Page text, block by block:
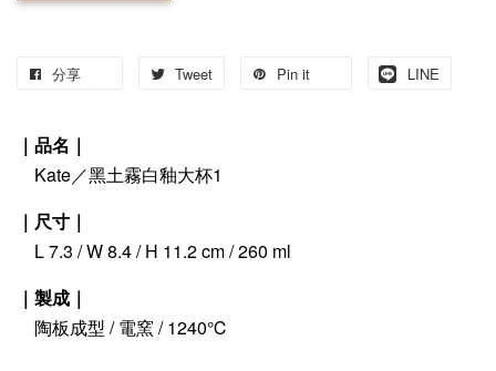
分享 Tweet Pin it LINE
｜品名｜
Kate／黑土霧白釉大杯1
｜尺寸｜
L 7.3 / W 8.4 / H 11.2 cm / 260 ml
｜製成｜
陶板成型 / 電窯 / 1240℃